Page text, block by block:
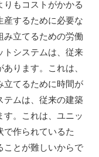
もコストがかかる
産するために必要な
み立てるための労働
トシステムは、従来
ります。これは、
立てるために時間が
テムは、従来の建築
。これは、ユニッ
で作られているた
ことが難しいからで